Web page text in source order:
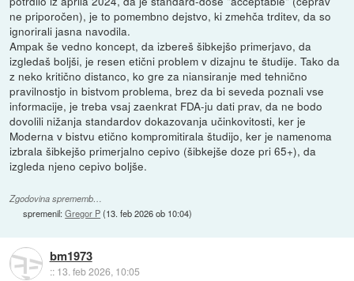
ne priporočen), je to pomembno dejstvo, ki zmehča trditev, da so
ignorirali jasna navodila.
Ampak še vedno koncept, da izbereš šibkejšo primerjavo, da
izgledaš boljši, je resen etični problem v dizajnu te študije. Tako da
z neko kritično distanco, ko gre za niansiranje med tehnično
pravilnostjo in bistvom problema, brez da bi seveda poznali vse
informacije, je treba vsaj zaenkrat FDA-ju dati prav, da ne bodo
dovolili nižanja standardov dokazovanja učinkovitosti, ker je
Moderna v bistvu etično kompromitirala študijo, ker je namenoma
izbrala šibkejšo primerjalno cepivo (šibkejše doze pri 65+), da
izgleda njeno cepivo boljše.
Zgodovina sprememb…
spremenil:Gregor P(13. feb 2026 ob 10:04)
bm1973
:: 13. feb 2026, 10:05